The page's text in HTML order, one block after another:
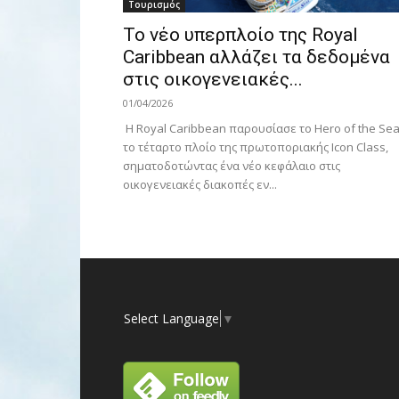
Τουρισμός
Το νέο υπερπλοίο της Royal
Caribbean αλλάζει τα δεδομένα
στις οικογενειακές...
01/04/2026
Η Royal Caribbean παρουσίασε το Hero of the
το τέταρτο πλοίο της πρωτοποριακής Icon Class,
σηματοδοτώντας ένα νέο κεφάλαιο στις
οικογενειακές διακοπές εν...
Select Language ▼